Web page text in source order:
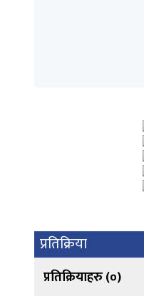
प्रतिक्रिया
प्रतिक्रियाहरु (०)